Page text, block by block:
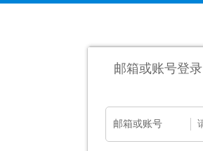
邮箱或账号登录
邮箱或账号